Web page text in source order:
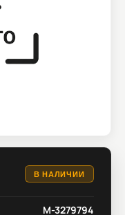
В НАЛИЧИИ
M-3279794